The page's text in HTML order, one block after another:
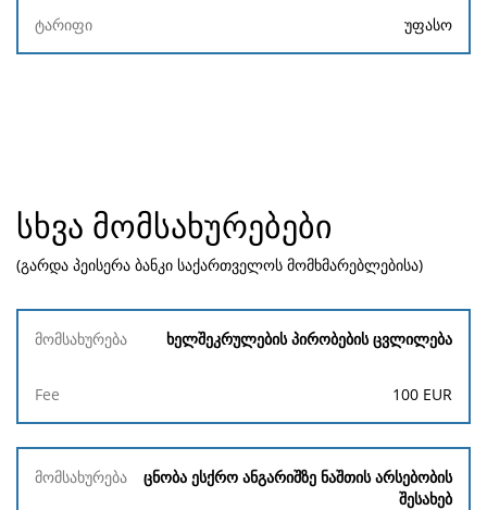
უფასო
სხვა მომსახურებები
(გარდა პეისერა ბანკი საქართველოს მომხმარებლებისა)
მომსახურება
Fee
ხელშეკრულების პირობების ცვლილება
100 EUR
ცნობა ესქრო ანგარიშზე ნაშთის არსებობის
შესახებ